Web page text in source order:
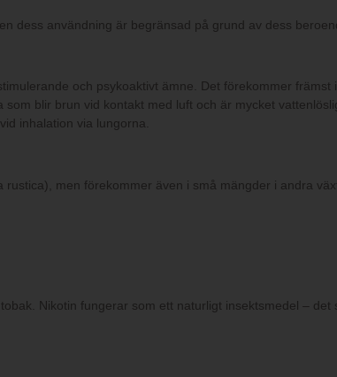
dess användning är begränsad på grund av dess
och psykoaktivt ämne. Det förekommer
som blir brun vid kontakt med luft och är mycket
inhalation via lungorna.
men förekommer även i små mängder i andra
Nikotin fungerar som ett naturligt insektsmedel –